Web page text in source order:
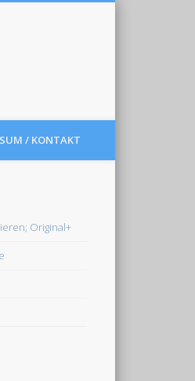
/ KONTAKT
Original+